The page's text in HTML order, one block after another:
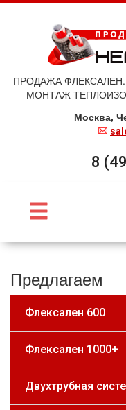
ПРОДАЖА
МОНТАЖ
Москва,
8
Предлагаем
Флексален 600
Флексален 1000+
Двухтрубная